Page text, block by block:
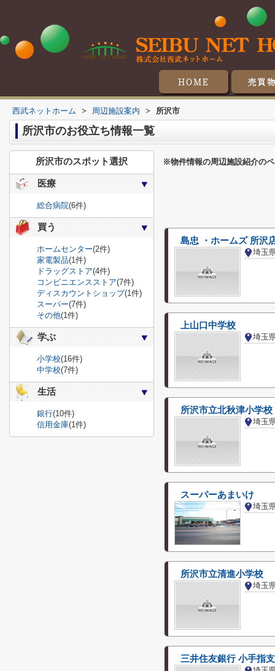
西武ネットホーム > 周辺施設案内 > 所沢市
所沢市のお役立ち情報一覧
※物件情報の周辺施設紹介の
島忠 ・ホームズ 所沢
埼玉
上山口中学校
埼玉
所沢市立北秋津小学校
埼玉
スーパーあまいけ
埼玉
所沢市立清進小学校
埼玉
三井住友銀行 小手指
所沢市のスポット選択
医療
総合病院(6件)
買う
ホームセンター(2件)
家電製品(1件)
ドラッグストア(4件)
コンビニエンスストア(7件)
ディスカウントショップ(1件)
スーパー(7件)
その他(1件)
学ぶ
小学校(16件)
中学校(7件)
生活
銀行(10件)
信用金庫(1件)